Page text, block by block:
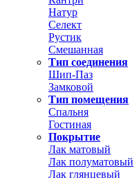
Натур
Селект
Рустик
Смешанная
Тип соединения
Шип-Паз
Замковой
Тип помещения
Спальня
Гостиная
Покрытие
Лак матовый
Лак полуматовый
Лак глянцевый